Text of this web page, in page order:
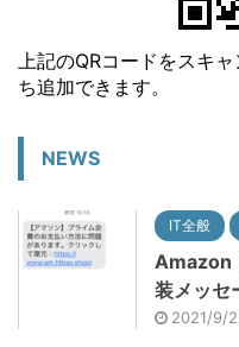
上記のQRコードをスキ
ち追加できます。
NEWS
IT全般
Amazon
装メッセ
2021/9/